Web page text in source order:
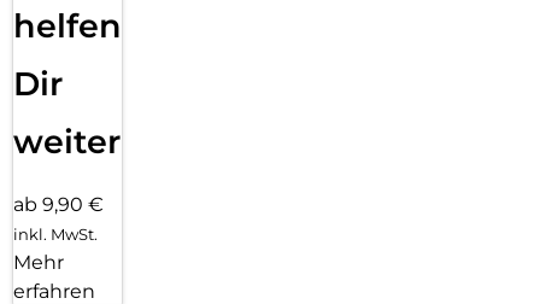
helfen
Dir
weiter
ab 9,90 €
inkl. MwSt.
Mehr
erfahren